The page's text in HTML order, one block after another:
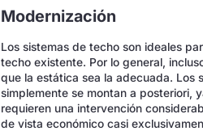
Modernización
Los sistemas de techo son ideales
techo existente. Por lo general,
que la estática sea la adecuada. Los
simplemente se montan a posteriori,
requieren una intervención
de vista económico casi